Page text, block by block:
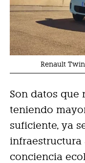
Renault
Son datos que
teniendo
suficiente, ya
infraestructura
conciencia